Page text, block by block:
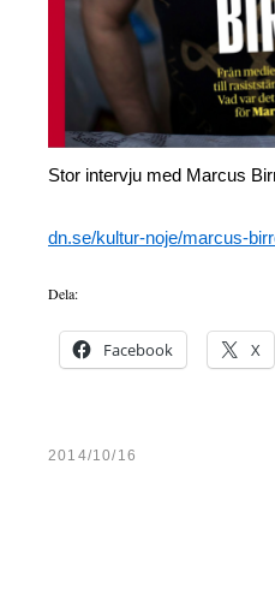
Stor intervju med Marcus
dn.se/kultur-noje/marcus-
Dela:
Facebook X
2014/10/16